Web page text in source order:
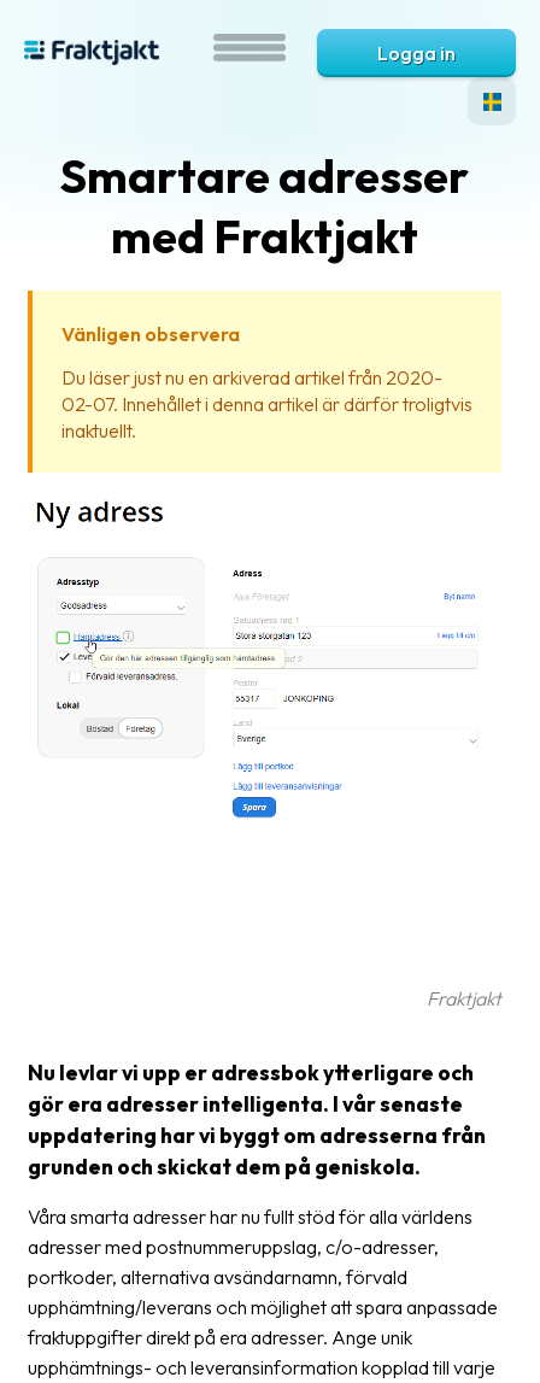
är
Fraktjakt?
Hjälp?
Vanliga
frågor
&
svar
Ordlista
Frakthandlingar
Skrivarinställningar
Streckkodsläsare
Kundtjänst
företaget
Om
Fraktjakt
Pressrum
Logga in
Smartare adresser
med Fraktjakt
Vänligen observera
Du läser just nu en arkiverad artikel från 2020-
02-07. Innehållet i denna artikel är därför troligtvis
inaktuellt.
Fraktjakt
Nu levlar vi upp er adressbok ytterligare och
gör era adresser intelligenta. I vår senaste
uppdatering har vi byggt om adresserna från
grunden och skickat dem på geniskola.
Våra smarta adresser har nu fullt stöd för alla världens
adresser med postnummeruppslag, c/o-adresser,
portkoder, alternativa avsändarnamn, förvald
upphämtning/leverans och möjlighet att spara anpassade
fraktuppgifter direkt på era adresser. Ange unik
upphämtnings- och leveransinformation kopplad till varje